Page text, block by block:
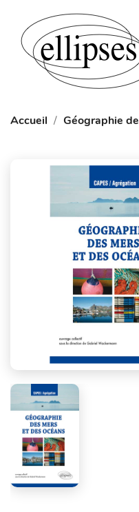
Accueil Géographie